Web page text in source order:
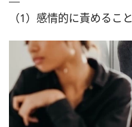
（1）感情的に責めること